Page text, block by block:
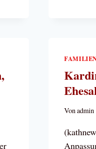
Vonadmin